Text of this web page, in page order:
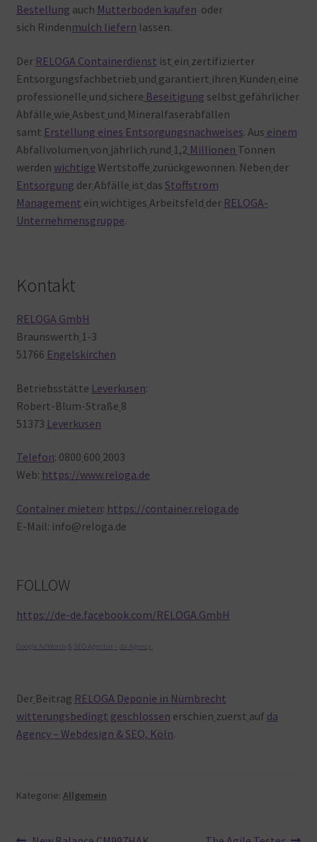
Bestellung auch Mutterboden kaufen oder
sich Rindenmulch liefern lassen.
Der RELOGA Containerdienst ist ein zertifizierter
Entsorgungsfachbetrieb und garantiert ihren Kunden eine
professionelle und sichere Beseitigung selbst gefährlicher
Abfälle wie Asbest und Mineralfaserabfällen
samt Erstellung eines Entsorgungsnachweises. Aus einem
Abfallvolumen von jährlich rund 1,2 Millionen Tonnen
werden wichtige Wertstoffe zurückgewonnen. Neben der
Entsorgung der Abfälle ist das Stoffstrom
Management ein wichtiges Arbeitsfeld der RELOGA-
Unternehmensgruppe.
Kontakt
RELOGA GmbH
Braunswerth 1-3
51766 Engelskirchen
Betriebsstätte Leverkusen:
Robert-Blum-Straße 8
51373 Leverkusen
Telefon: 0800 600 2003
Web: https://www.reloga.de
Container mieten: https://container.reloga.de
E-Mail: info@reloga.de
FOLLOW
https://de-de.facebook.com/RELOGA.GmbH
Google AdWords& SEO Agentur da Agency
Der Beitrag RELOGA Deponie in Nümbrecht
witterungsbedingt geschlossen erschien zuerst auf da
Agency – Webdesign & SEO, Köln.
Kategorie: Allgemein